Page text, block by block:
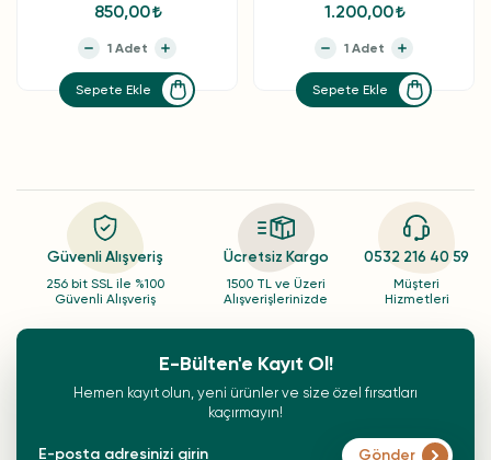
850,00
Sepete Ekle
1.200,00
Sepete Ekle
Güvenli Alışveriş
256 bit SSL ile %100
Güvenli Alışveriş
Ücretsiz Kargo
1500 TL ve Üzeri
Alışverişlerinizde
0532 216 40 59
Müşteri
Hizmetleri
E-Bülten'e Kayıt Ol!
Hemen kayıt olun, yeni ürünler ve size özel fırsatları
kaçırmayın!
Gönder